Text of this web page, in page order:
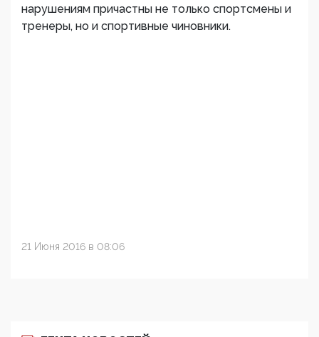
нарушениям причастны не только спортсмены и
тренеры, но и спортивные чиновники.
21 Июня 2016 в 08:06